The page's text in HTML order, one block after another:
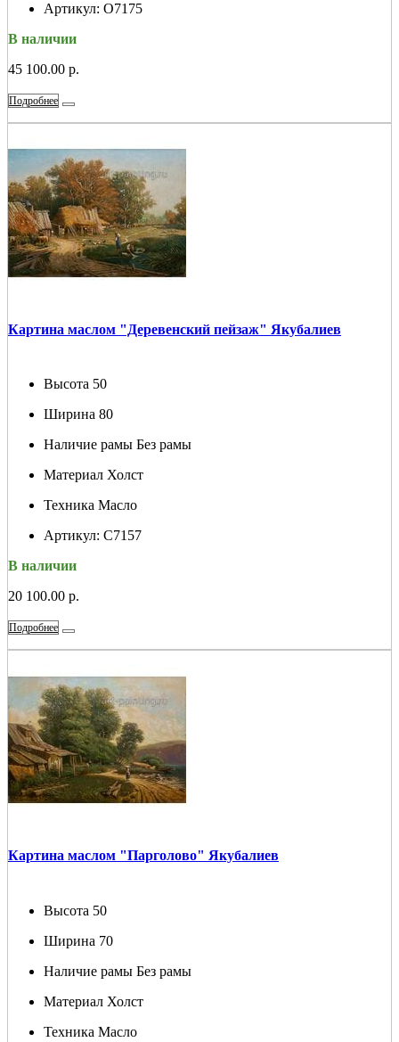
Артикул: О7175
В наличии
45 100.00 р.
Подробнее
Картина маслом "Деревенский пейзаж" Якубалиев
Высота 50
Ширина 80
Наличие рамы Без рамы
Материал Холст
Техника Масло
Артикул: С7157
В наличии
20 100.00 р.
Подробнее
Картина маслом "Парголово" Якубалиев
Высота 50
Ширина 70
Наличие рамы Без рамы
Материал Холст
Техника Масло